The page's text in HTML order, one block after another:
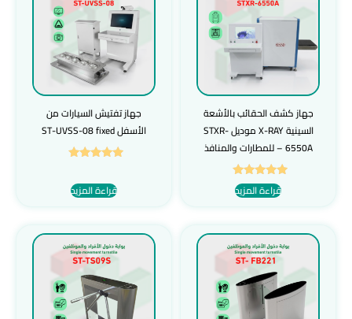
جهاز كشف الحقائب بالأشعة
السينية X-RAY موديل STXR-
6550A – للمطارات والمنافذ
تم التقييم
5.00
قراءة المزيد
جهاز تفتيش السيارات من
الأسفل ST-UVSS-08 fixed
من 5
قراءة المزيد